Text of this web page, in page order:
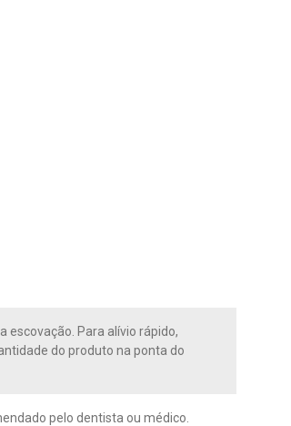
escovação. Para alívio rápido,
do produto na ponta do
pelo dentista ou médico.